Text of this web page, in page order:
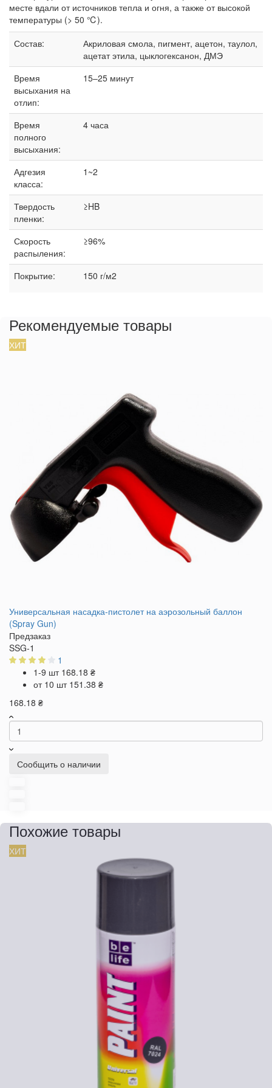
месте вдали от источников тепла и огня, а также от высокой
температуры (> 50 ℃).
Состав:
Акриловая смола, пигмент, ацетон, таулол,
ацетат этила, цыклогексанон, ДМЭ
Время
высыхания на
отлип:
15–25 минут
Время
полного
высыхания:
4 часа
Адгезия
класса:
1~2
Твердость
пленки:
≥HB
Скорость
распыления:
≥96%
Покрытие: 150 г/м2
Рекомендуемые товары
ХИТ
Универсальная насадка-пистолет на аэрозольный баллон
(Spray Gun)
Предзаказ
SSG-1
1
1-9 шт 168.18 ₴
от 10 шт 151.38 ₴
168.18 ₴
Сообщить о наличии
Похожие товары
ХИТ